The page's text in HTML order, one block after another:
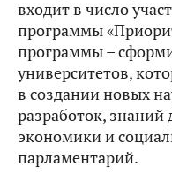
входит в число
программы
программы –
университетов,
в создании новых
разработок, знаний
экономики и
парламентарий.